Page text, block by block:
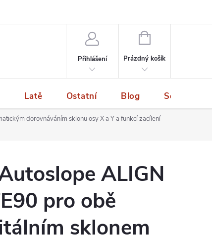
Přihlášení
NÁKUPNÍ
Prázdný košík
Latě Ostatní Blog Servis a
dorovnáváním sklonu osy X a Y a funkcí zacílení
ALIGN
pro obě
sklonem